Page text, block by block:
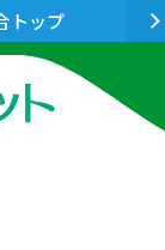
トップ